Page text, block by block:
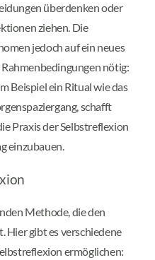
überdenken oder
ziehen. Die
jedoch auf ein neues
nötig:
Beispiel ein Ritual wie das
schafft
Praxis der Selbstreflexion
einzubauen.
Methode, die den
Hier gibt es verschiedene
ermöglichen: